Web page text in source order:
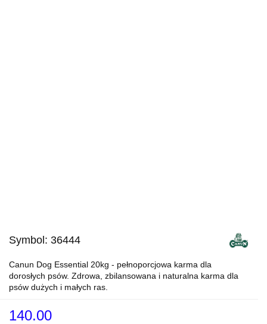
Symbol: 36444
Canun Dog Essential 20kg - pełnoporcjowa karma dla
dorosłych psów. Zdrowa, zbilansowana i naturalna karma dla
psów dużych i małych ras.
140.00